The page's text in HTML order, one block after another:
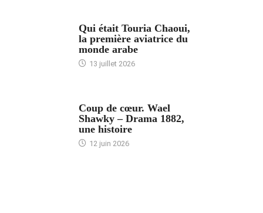
Qui était Touria Chaoui,
la première aviatrice du
monde arabe
13 juillet 2026
Coup de cœur. Wael
Shawky – Drama 1882,
une histoire
12 juin 2026